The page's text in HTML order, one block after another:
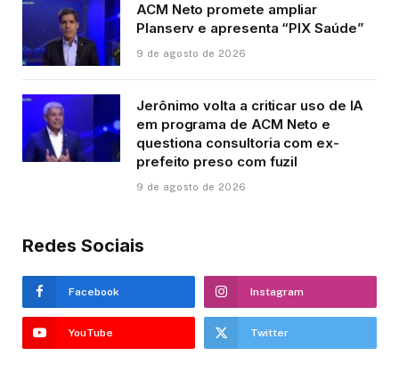
ACM Neto promete ampliar
Planserv e apresenta “PIX Saúde”
9 de agosto de 2026
Jerônimo volta a criticar uso de IA
em programa de ACM Neto e
questiona consultoria com ex-
prefeito preso com fuzil
9 de agosto de 2026
Redes Sociais
Facebook Instagram
YouTube Twitter